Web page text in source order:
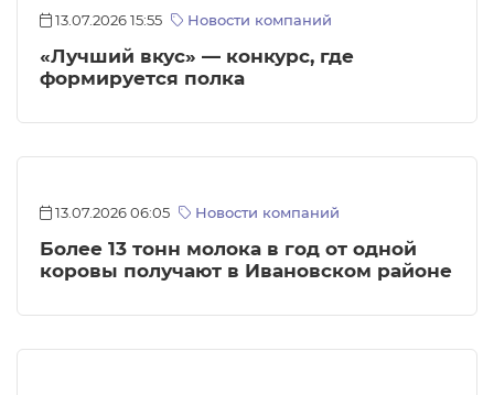
13.07.2026 15:55 Новости компаний
«Лучший вкус» — конкурс, где
формируется полка
13.07.2026 06:05 Новости компаний
Более 13 тонн молока в год от одной
коровы получают в Ивановском районе